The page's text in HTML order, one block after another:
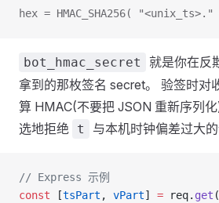
hex = HMAC_SHA256(
bot_hmac_secret 就是你在反
拿到的那枚签名 secret。 验签时对
算 HMAC(不要把 JSON 重新序列
选地拒绝 t 与本机时钟偏差过大的
// Express 示例
const [tsPart , vPart] = req. get (